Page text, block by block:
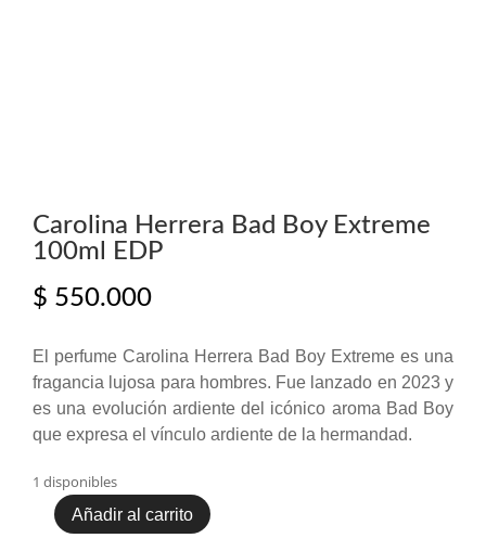
Carolina Herrera Bad Boy Extreme
100ml EDP
$ 550.000
El perfume Carolina Herrera Bad Boy Extreme es una
fragancia lujosa para hombres. Fue lanzado en 2023 y
es una evolución ardiente del icónico aroma Bad Boy
que expresa el vínculo ardiente de la hermandad.
1 disponibles
Carolina
Añadir al carrito